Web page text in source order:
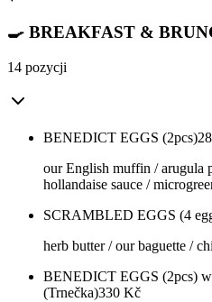
🍳 BREAKFAST &
14 pozycji
BENEDICT EGGS (2pcs)
our English muffin / arugula
hollandaise sauce /
SCRAMBLED EGGS (4
herb butter / our baguette /
BENEDICT EGGS (2pcs)
(Trnečka)330 Kč